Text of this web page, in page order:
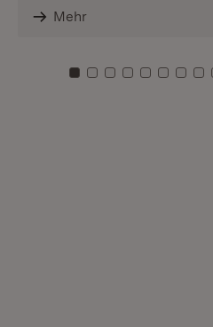
Mehr
Zu Kachel: 0
Zu Kachel: 1
Zu Kachel: 2
Zu Kachel:
ZuZuZu